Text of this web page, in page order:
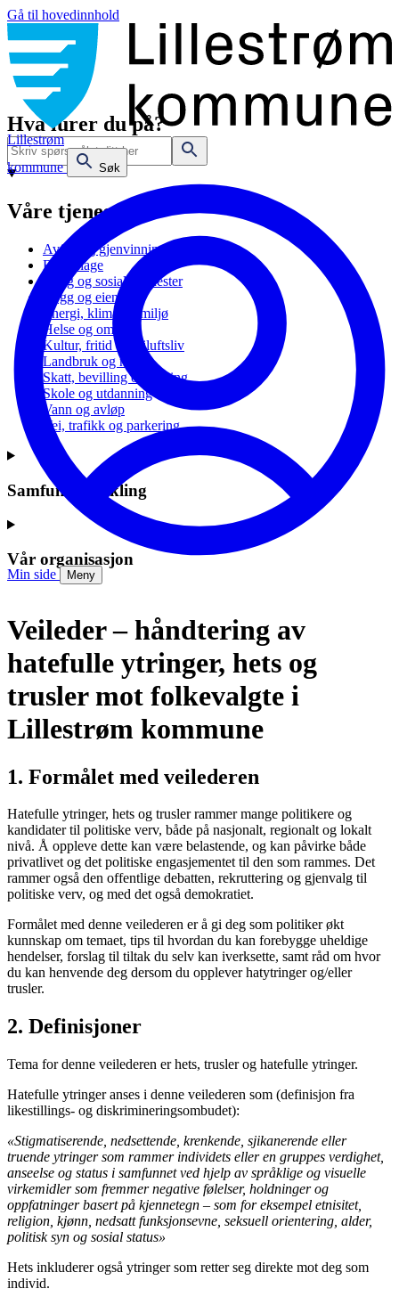
Gå til hovedinnhold
Lillestrøm
kommune
Søk
Min side Meny
Hva lurer du på?
Våre tjenester
Avfall og gjenvinning
Barnehage
Bolig og sosiale tjenester
Bygg og eiendom
Energi, klima og miljø
Helse og omsorg
Kultur, fritid og friluftsliv
Landbruk og natur
Skatt, bevilling og næring
Skole og utdanning
Vann og avløp
Vei, trafikk og parkering
Samfunnsutvikling
Vår organisasjon
Veileder – håndtering av
hatefulle ytringer, hets og
trusler mot folkevalgte i
Lillestrøm kommune
1. Formålet med veilederen
Hatefulle ytringer, hets og trusler rammer mange politikere og
kandidater til politiske verv, både på nasjonalt, regionalt og lokalt
nivå. Å oppleve dette kan være belastende, og kan påvirke både
privatlivet og det politiske engasjementet til den som rammes. Det
rammer også den offentlige debatten, rekruttering og gjenvalg til
politiske verv, og med det også demokratiet.
Formålet med denne veilederen er å gi deg som politiker økt
kunnskap om temaet, tips til hvordan du kan forebygge uheldige
hendelser, forslag til tiltak du selv kan iverksette, samt råd om hvor
du kan henvende deg dersom du opplever hatytringer og/eller
trusler.
2. Definisjoner
Tema for denne veilederen er hets, trusler og hatefulle ytringer.
Hatefulle ytringer anses i denne veilederen som (definisjon fra
likestillings- og diskrimineringsombudet):
«Stigmatiserende, nedsettende, krenkende, sjikanerende eller
truende ytringer som rammer individets eller en gruppes verdighet,
anseelse og status i samfunnet ved hjelp av språklige og visuelle
virkemidler som fremmer negative følelser, holdninger og
oppfatninger basert på kjennetegn – som for eksempel etnisitet,
religion, kjønn, nedsatt funksjonsevne, seksuell orientering, alder,
politisk syn og sosial status»
Hets inkluderer også ytringer som retter seg direkte mot deg som
individ.